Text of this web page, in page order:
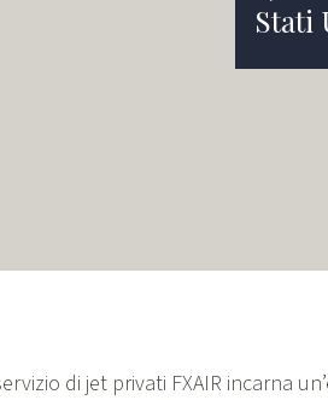
Stati
di jet privati FXAIR incarna